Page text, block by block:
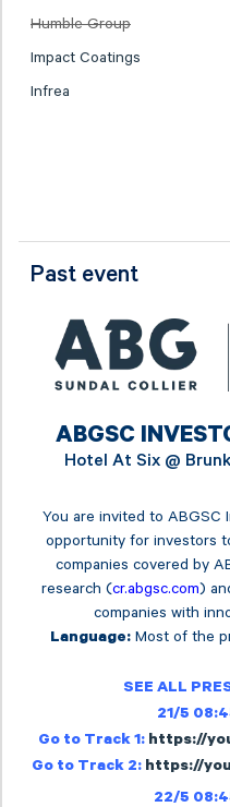
Humble Group
Impact Coatings
Infrea
Past event
ABGSC
Hotel At Six @
You are invited to ABGSC
opportunity for investors
companies covered by
research (cr.abgsc.com)
companies with
Language: Most of the
SEE ALL
21/5
Go to Track 1: https://
Go to Track 2: https://
22/5